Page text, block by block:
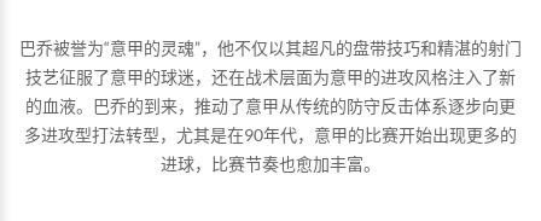
巴乔被誉为“意甲的灵魂”，他不仅以其超凡的盘带技巧和精湛的射门
技艺征服了意甲的球迷，还在战术层面为意甲的进攻风格注入了新
的血液。巴乔的到来，推动了意甲从传统的防守反击体系逐步向更
多进攻型打法转型，尤其是在90年代，意甲的比赛开始出现更多的
进球，比赛节奏也愈加丰富。